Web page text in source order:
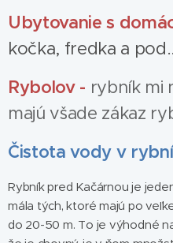
Ubytovanie s
kočka, fredka a
Rybolov - rybník mi
majú všade zákaz
Čistota vody v
Rybník pred Kačárnou je
mála tých, ktoré majú po
do 20-50 m. To je výhodné